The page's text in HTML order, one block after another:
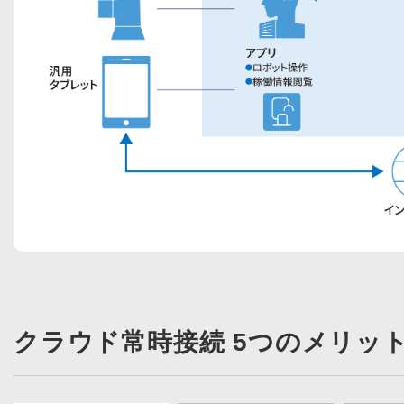
クラウド常時接続 5つのメリッ